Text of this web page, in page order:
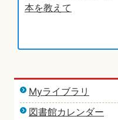
本を教えて
Myライブラリ
図書館カレンダー